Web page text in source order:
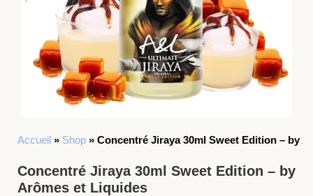
Accueil » Shop » Concentré Jiraya 30ml Sweet Edition – by
Concentré Jiraya 30ml Sweet Edition – by
Arômes et Liquides